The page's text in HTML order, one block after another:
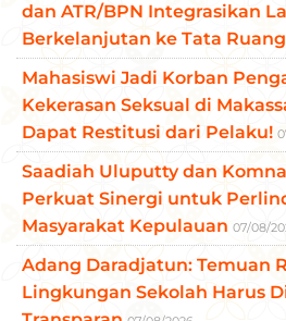
dan ATR/BPN Integrasikan
Berkelanjutan ke Tata
Mahasiswi Jadi Korban
Kekerasan Seksual di
Dapat Restitusi dari Pelaku!
Saadiah Uluputty dan
Perkuat Sinergi untuk
Masyarakat Kepulauan 07/08/
Adang Daradjatun: Temuan
Lingkungan Sekolah Harus